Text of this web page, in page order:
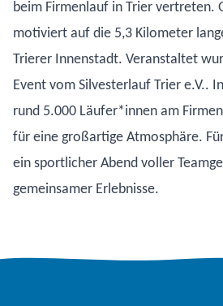
beim Firmenlauf in Trier vertreten.
motiviert auf die 5,3 Kilometer
Trierer Innenstadt. Veranstaltet
Event vom Silvesterlauf Trier e.V..
rund 5.000 Läufer*innen am
für eine großartige Atmosphäre.
ein sportlicher Abend voller
gemeinsamer Erlebnisse.